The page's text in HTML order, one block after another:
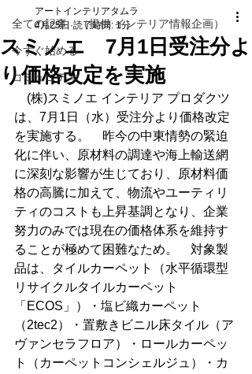
全ての記事 （提供 インテリア情報企画）
今すぐ始める
コミュニティ
スミノエ 7月1日受注分よ
り価格改定を実施
アートインテリアタムラ
4月25日 読了時間: 1分
(株)スミノエ インテリア プロダクツ
は、7月1日（水）受注分より価格改定
を実施する。　昨今の中東情勢の緊迫
化に伴い、原材料の調達や海上輸送網
に深刻な影響が生じており、原材料価
格の高騰に加えて、物流やユーティリ
ティのコストも上昇基調となり、企業
努力のみでは現在の価格体系を維持す
ることが極めて困難なため。　対象製
品は、タイルカーペット（水平循環型
リサイクルタイルカーペット
「ECOS」）・塩ビ織カーペット
（2tec2）・置敷きビニル床タイル（ア
ヴァンセラフロア）・ロールカーペッ
ト（カーペットコンシェルジュ）・カ